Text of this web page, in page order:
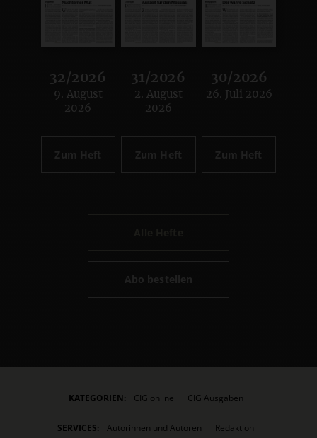
32/2026
:
9. August
2026
Zum Heft
31/2026
:
2. August
2026
Zum Heft
30/2026
:
26. Juli 2026
Zum Heft
Abo bestellen
KATEGORIEN: CIG online CIG Ausgaben
SERVICES: Autorinnen und Autoren
Redaktion